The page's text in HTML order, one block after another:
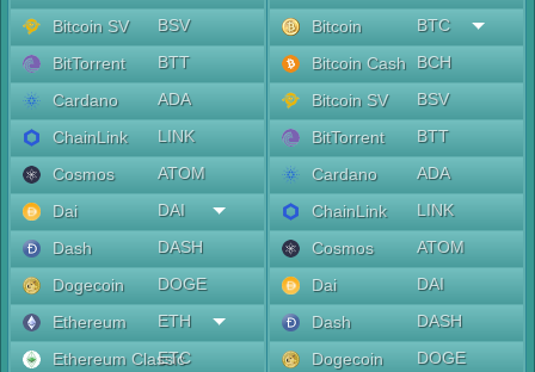
Bitcoin SV
BSV
BitTorrent
BTT
Cardano
ADA
ChainLink
LINK
Cosmos
ATOM
Dai
DAI
Dash
DASH
Dogecoin
DOGE
Ethereum
ETH
Ethereum Classic
ETC
Bitcoin
BTC
Bitcoin Cash
BCH
Bitcoin SV
BSV
BitTorrent
BTT
Cardano
ADA
ChainLink
LINK
Cosmos
ATOM
Dai
DAI
Dash
DASH
Dogecoin
DOGE